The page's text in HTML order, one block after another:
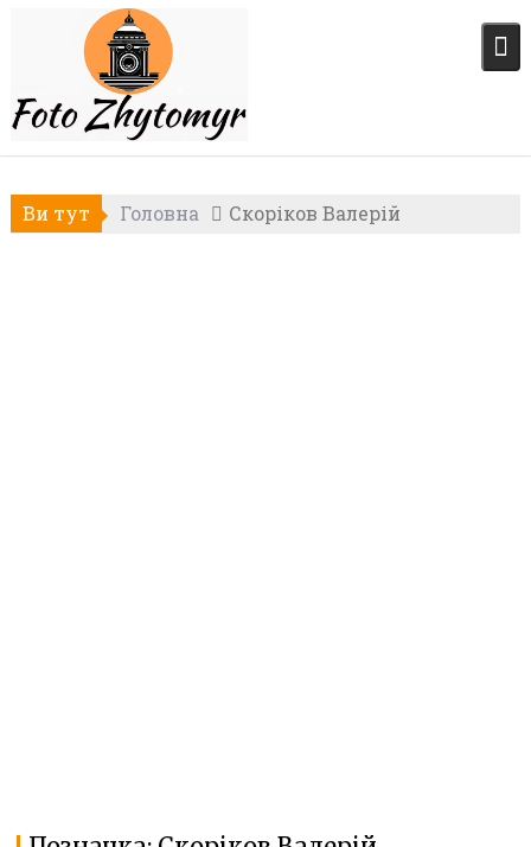
Ви тут Головна Скоріков Валерій